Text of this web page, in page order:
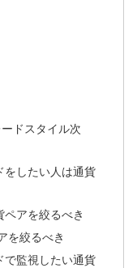
ドスタイル次
をしたい人は通貨
アを絞るべき
を絞るべき
で監視したい通貨